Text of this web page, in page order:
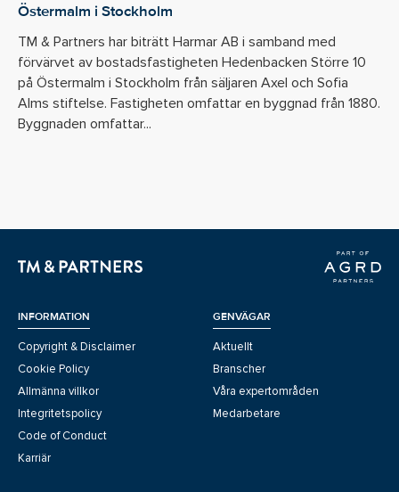
Östermalm i Stockholm
TM & Partners har biträtt Harmar AB i samband med
förvärvet av bostadsfastigheten Hedenbacken Större 10
på Östermalm i Stockholm från säljaren Axel och Sofia
Alms stiftelse. Fastigheten omfattar en byggnad från 1880.
Byggnaden omfattar...
INFORMATION
Copyright & Disclaimer
Cookie Policy
Allmänna villkor
Integritetspolicy
Code of Conduct
Karriär
GENVÄGAR
Aktuellt
Branscher
Våra expertområden
Medarbetare